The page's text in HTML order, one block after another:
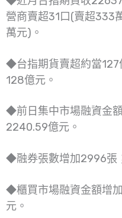
營商賣超31口(賣超333
萬元)。
◆台指期貨賣超約當127
128億元。
◆前日集中市場融資金
2240.59億元。
◆融券張數增加2996張
◆櫃買市場融資金額增
元。